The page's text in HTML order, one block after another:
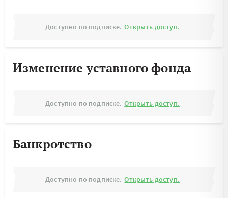
Доступно по подписке. Открыть доступ.
Изменение уставного фонда
Доступно по подписке. Открыть доступ.
Банкротство
Доступно по подписке. Открыть доступ.